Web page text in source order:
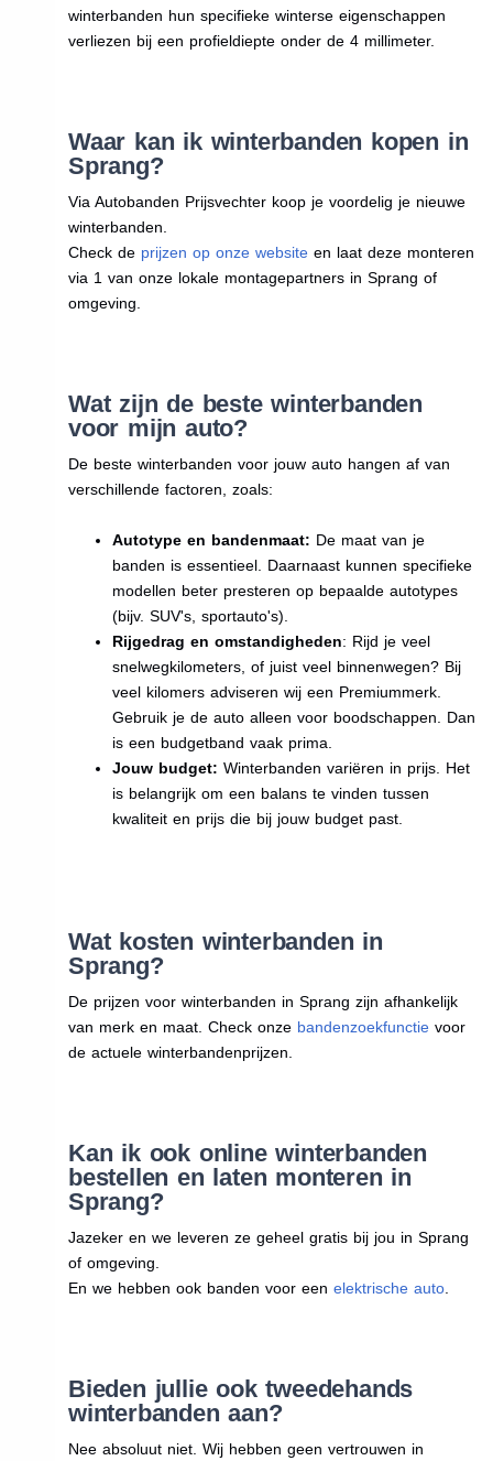
winterbanden hun specifieke winterse eigenschappen
verliezen bij een profieldiepte onder de 4 millimeter.
Waar kan ik winterbanden kopen in
Sprang?
Via Autobanden Prijsvechter koop je voordelig je nieuwe
winterbanden.
Check de prijzen op onze websiteen laat deze monteren
via 1 van onze lokale montagepartners in Sprang of
omgeving.
Wat zijn de beste winterbanden
voor mijn auto?
De beste winterbanden voor jouw auto hangen af van
verschillende factoren, zoals:
Autotype en bandenmaat: De maat van je
banden is essentieel. Daarnaast kunnen specifieke
modellen beter presteren op bepaalde autotypes
(bijv. SUV's, sportauto's).
Rijgedrag en omstandigheden: Rijd je veel
snelwegkilometers, of juist veel binnenwegen? Bij
veel kilomers adviseren wij een Premiummerk.
Gebruik je de auto alleen voor boodschappen. Dan
is een budgetband vaak prima.
Jouw budget: Winterbanden variëren in prijs. Het
is belangrijk om een balans te vinden tussen
kwaliteit en prijs die bij jouw budget past.
Wat kosten winterbanden in
Sprang?
De prijzen voor winterbanden in Sprang zijn afhankelijk
van merk en maat. Check onze bandenzoekfunctievoor
de actuele winterbandenprijzen.
Kan ik ook online winterbanden
bestellen en laten monteren in
Sprang?
Jazeker en we leveren ze geheel gratis bij jou in Sprang
of omgeving.
En we hebben ook banden voor een elektrische auto.
Bieden jullie ook tweedehands
winterbanden aan?
Nee absoluut niet. Wij hebben geen vertrouwen in